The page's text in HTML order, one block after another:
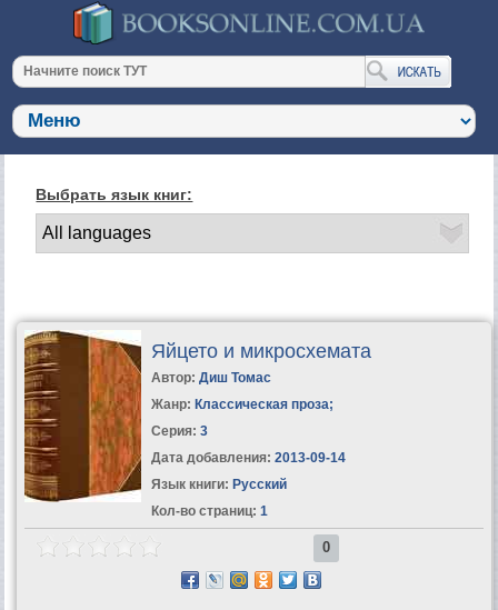
Выбрать язык книг:
Яйцето и микросхемата
Автор: Диш Томас
Жанр: Классическая проза;
Серия: 3
Дата добавления: 2013-09-14
Язык книги: Русский
Кол-во страниц: 1
0